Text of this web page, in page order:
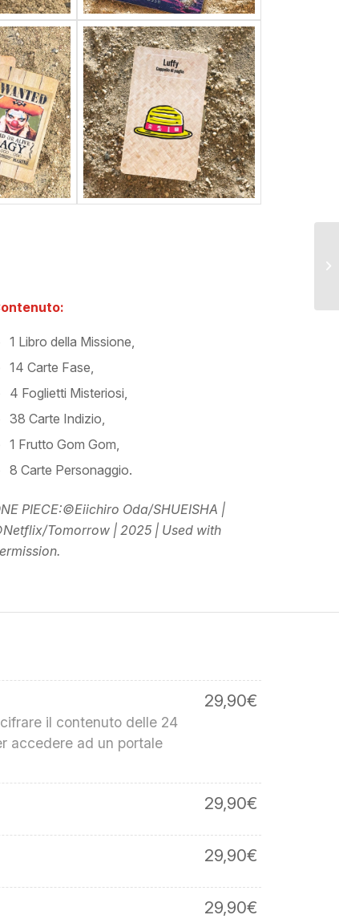
1 Libro della Missione,
14 Carte Fase,
4 Foglietti Misteriosi,
38 Carte Indizio,
1 Frutto Gom Gom,
8 Carte Personaggio.
PIECE:©️Eiichiro Oda/SHUEISHA |
Tomorrow | 2025 | Used with
29,90€
il contenuto delle 24
accedere ad un portale
29,90€
29,90€
29,90€